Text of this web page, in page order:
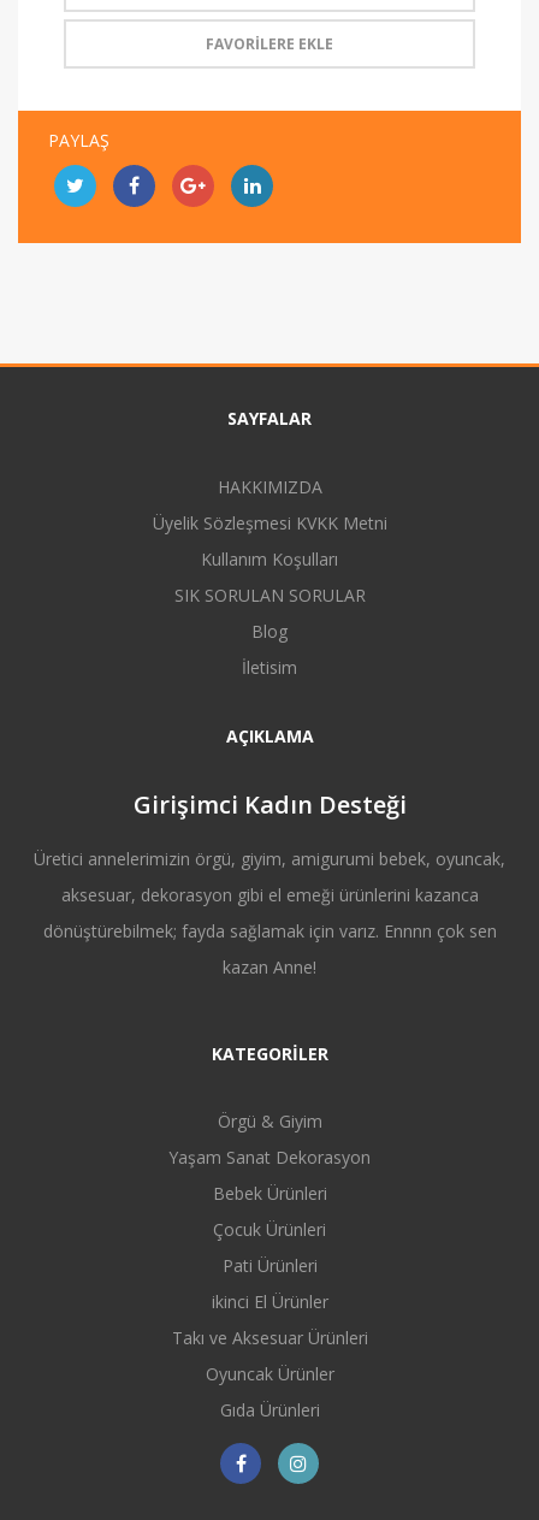
FAVORİLERE EKLE
PAYLAŞ
SAYFALAR
HAKKIMIZDA
Üyelik Sözleşmesi KVKK Metni
Kullanım Koşulları
SIK SORULAN SORULAR
Blog
İletisim
AÇIKLAMA
Girişimci Kadın Desteği
Üretici annelerimizin örgü, giyim, amigurumi bebek, oyuncak,
aksesuar, dekorasyon gibi el emeği ürünlerini kazanca
dönüştürebilmek; fayda sağlamak için varız. Ennnn çok sen
kazan Anne!
KATEGORİLER
Örgü & Giyim
Yaşam Sanat Dekorasyon
Bebek Ürünleri
Çocuk Ürünleri
Pati Ürünleri
ikinci El Ürünler
Takı ve Aksesuar Ürünleri
Oyuncak Ürünler
Gıda Ürünleri